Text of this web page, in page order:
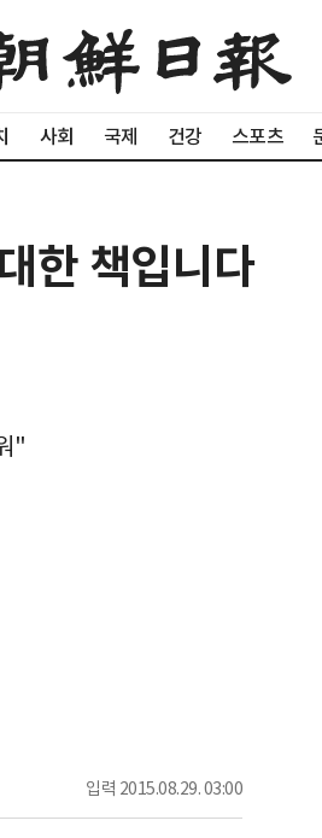
사회 국제 건강 스포츠
한 책입니다
"
입력 2015.08.29. 03:00